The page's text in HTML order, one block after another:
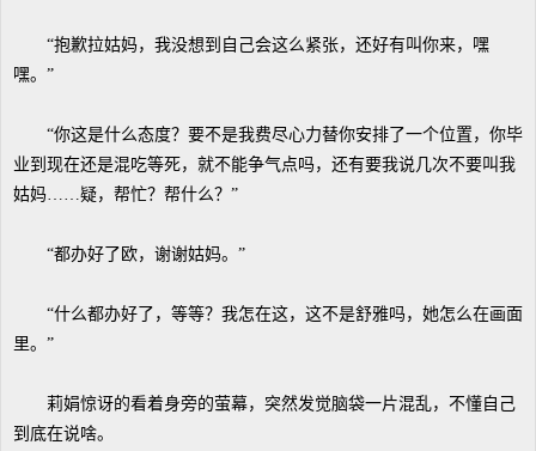
“抱歉拉姑妈，我没想到自己会这么紧张，还好有叫你来，嘿
嘿。”
“你这是什么态度？要不是我费尽心力替你安排了一个位置，你毕
业到现在还是混吃等死，就不能争气点吗，还有要我说几次不要叫我
姑妈……疑，帮忙？帮什么？”
“都办好了欧，谢谢姑妈。”
“什么都办好了，等等？我怎在这，这不是舒雅吗，她怎么在画面
里。”
莉娟惊讶的看着身旁的萤幕，突然发觉脑袋一片混乱，不懂自己
到底在说啥。